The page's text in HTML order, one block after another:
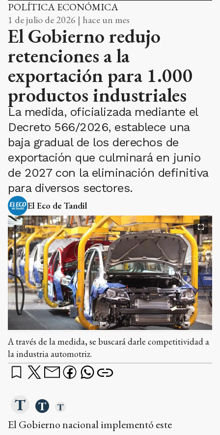
POLÍTICA ECONÓMICA
1 de julio de 2026 | hace un mes
El Gobierno redujo
retenciones a la
exportación para 1.000
productos industriales
La medida, oficializada mediante el
Decreto 566/2026, establece una
baja gradual de los derechos de
exportación que culminará en junio
de 2027 con la eliminación definitiva
para diversos sectores.
El Eco de Tandil
A través de la medida, se buscará darle competitividad a
la industria automotriz.
El Gobierno nacional implementó este